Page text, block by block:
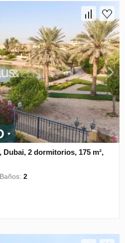
2 dormitorios, 175 m²,
Baños:2